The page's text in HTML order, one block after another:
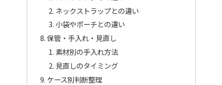
ネックストラップとの違い
小袋やポーチとの違い
保管・手入れ・見直し
素材別の手入れ方法
見直しのタイミング
ケース別判断整理